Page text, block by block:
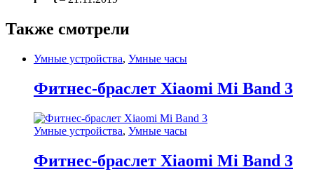
Также смотрели
Умные устройства, Умные часы
Фитнес-браслет Xiaomi Mi Band 3
Умные устройства, Умные часы
Фитнес-браслет Xiaomi Mi Band 3